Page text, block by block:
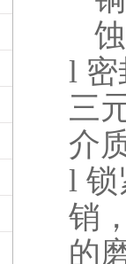
l
三
介
l 锁
销
的